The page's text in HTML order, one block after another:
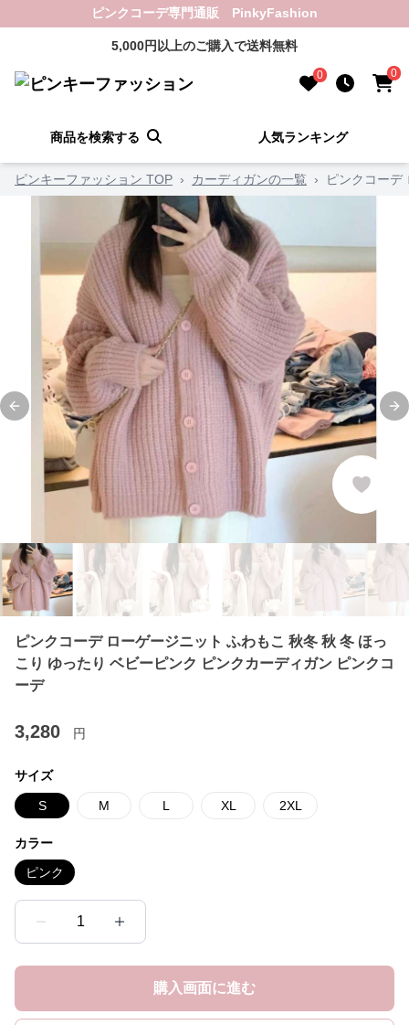
ピンクコーデ専門通販 PinkyFashion
5,000円以上のご購入で送料無料
0 0
商品を検索する 人気ランキング
ピンキーファッション TOP › カーディガンの一覧 › ピンクコーデ
Previous slide
ピンクコーデ ローゲージニット ふわもこ 秋冬 秋 冬 ほっ
こり ゆったり ベビーピンク ピンクカーディガン ピンクコ
ーデ
3,280 円
サイズ
S M L XL 2XL
カラー
ピンク
1
購入画面に進む